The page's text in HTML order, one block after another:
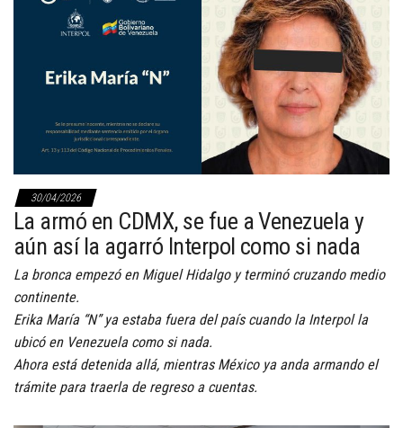
30/04/2026
La armó en CDMX, se fue a Venezuela y
aún así la agarró Interpol como si nada
La bronca empezó en Miguel Hidalgo y terminó cruzando medio
continente.
Erika María “N” ya estaba fuera del país cuando la Interpol la
ubicó en Venezuela como si nada.
Ahora está detenida allá, mientras México ya anda armando el
trámite para traerla de regreso a cuentas.